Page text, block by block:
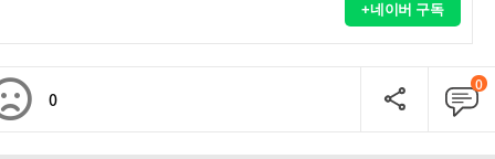
+네이버 구독
0
0